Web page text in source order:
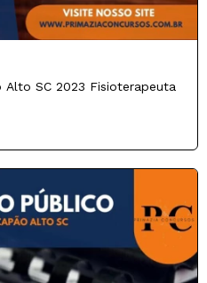
SC 2023 Fisioterapeuta